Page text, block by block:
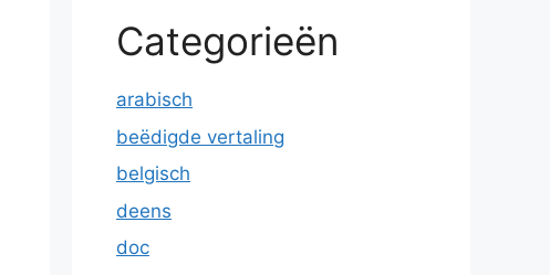
Categorieën
arabisch
beëdigde vertaling
belgisch
deens
doc